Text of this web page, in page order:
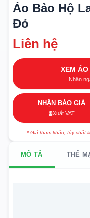
Áo Bảo Hộ
Đỏ
Liên hệ
XEM
Nhận
NHẬN BÁO GIÁ
Xuất VAT
* Giá tham khảo, tùy chất
MÔ TẢ THẾ